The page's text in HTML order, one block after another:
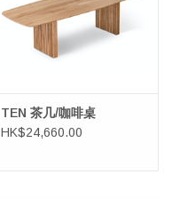
TEN 茶几/咖啡桌
HK$24,660.00